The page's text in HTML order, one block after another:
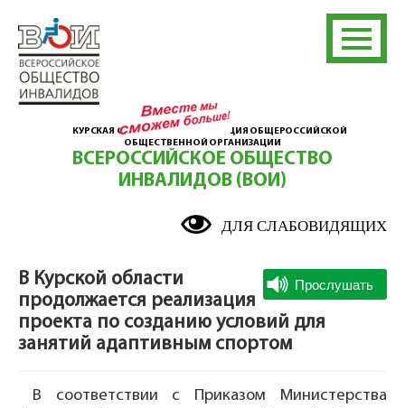
КУРСКАЯ ОБЛАСТНАЯ ОРГАНИЗАЦИЯ ОБЩЕРОССИЙСКОЙ
ОБЩЕСТВЕННОЙ ОРГАНИЗАЦИИ
ВСЕРОССИЙСКОЕ ОБЩЕСТВО
ИНВАЛИДОВ (ВОИ)
ДЛЯ СЛАБОВИДЯЩИХ
В Курской области
продолжается реализация
проекта по созданию условий для
занятий адаптивным спортом
В соответствии с Приказом Министерства